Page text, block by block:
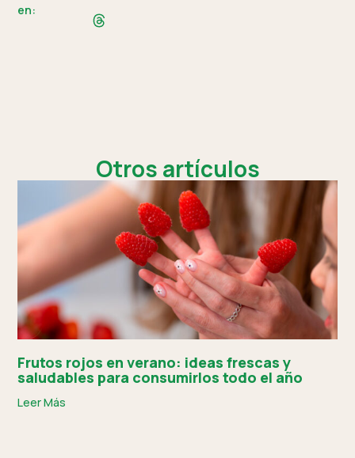
en:
Otros artículos
Frutos rojos en verano: ideas frescas y
saludables para consumirlos todo el año
Leer Más